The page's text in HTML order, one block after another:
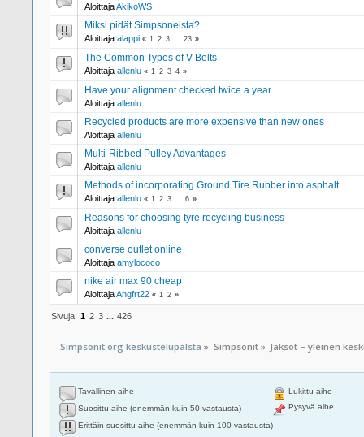
AloittajaAkikoWS
Miksi pidät Simpsoneista?
Aloittaja alappi « 1 2 3 23 »
The Common Types of V-Belts
Aloittaja allenlu « 1 2 3 4 »
Have your alignment checked twice a year
Aloittaja allenlu
Recycled products are more expensive than new ones
Aloittaja allenlu
Multi-Ribbed Pulley Advantages
Aloittaja allenlu
Methods of incorporating Ground Tire Rubber into asphalt
Aloittaja allenlu « 1 2 3 6 »
Reasons for choosing tyre recycling business
Aloittaja allenlu
converse outlet online
Aloittaja amylococo
nike air max 90 cheap
AloittajaAngfrt22 « 1 2 »
Sivuja: 1 2 3 ... 426
Simpsonit.org keskustelupalsta » Simpsonit» Jaksot – yleinen
Tavallinen aihe
Suosittu aihe (enemmän kuin 50 vastausta)
Erittäin suosittu aihe (enemmän kuin 100 vastausta)
Lukittu aihe
Pysyvä aihe